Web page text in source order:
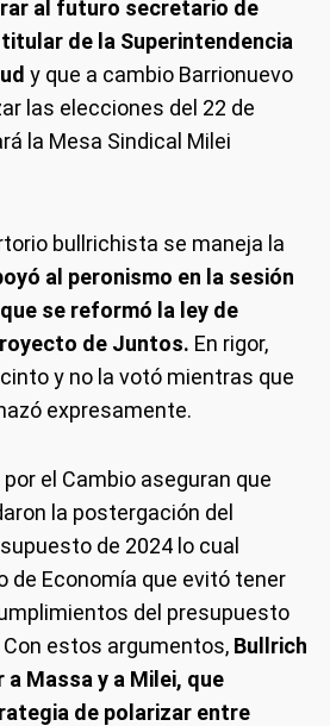
al futuro secretario de
de la Superintendencia
y que a cambio Barrionuevo
las elecciones del 22 de
la Mesa Sindical Milei
bullrichista se maneja la
al peronismo en la sesión
se reformó la ley de
de Juntos. En rigor,
y no la votó mientras que
expresamente.
el Cambio aseguran que
la postergación del
de 2024 lo cual
de Economía que evitó tener
del presupuesto
estos argumentos, Bullrich
Massa y a Milei, que
de polarizar entre